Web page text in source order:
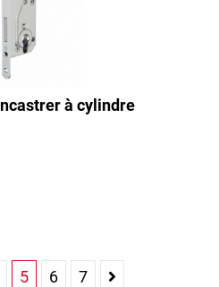
à cylindre
5 6 7